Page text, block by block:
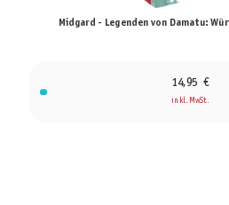
Midgard - Legenden von Damatu:
14,95 €
inkl. MwSt.